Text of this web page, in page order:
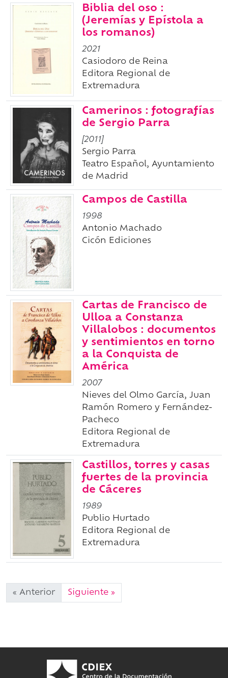
Biblia del oso :
(Jeremías y Epístola a
los romanos)
2021
Casiodoro de Reina
Editora Regional de
Extremadura
Camerinos : fotografías
de Sergio Parra
[2011]
Sergio Parra
Teatro Español, Ayuntamiento
de Madrid
Campos de Castilla
1998
Antonio Machado
Cicón Ediciones
Cartas de Francisco de
Ulloa a Constanza
Villalobos : documentos
y sentimientos en torno
a la Conquista de
América
2007
Nieves del Olmo García, Juan
Ramón Romero y Fernández-
Pacheco
Editora Regional de
Extremadura
Castillos, torres y casas
fuertes de la provincia
de Cáceres
1989
Publio Hurtado
Editora Regional de
Extremadura
« Anterior Siguiente »